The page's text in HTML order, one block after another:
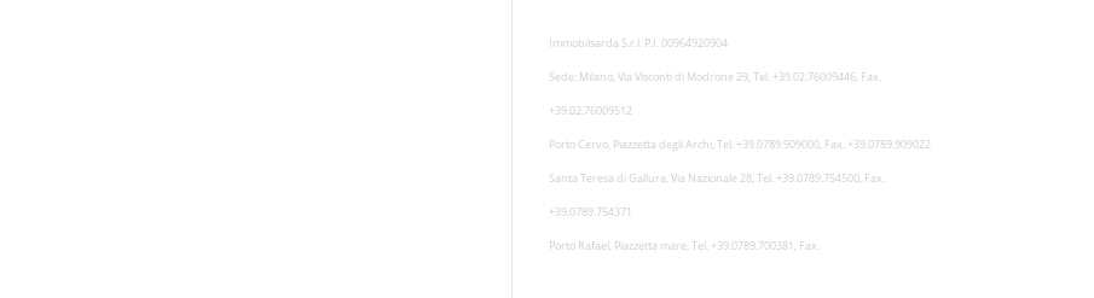
Immobilsarda S.r.l. P.I. 00964920904
Sede: Milano, Via Visconti di Modrone 29, Tel. +39.02.76009446, Fax.
+39.02.76009512
Porto Cervo, Piazzetta degli Archi, Tel. +39.0789.909000, Fax. +39.0789.909022
Santa Teresa di Gallura, Via Nazionale 28, Tel. +39.0789.754500, Fax.
+39.0789.754371
Porto Rafael, Piazzetta mare, Tel. +39.0789.700381, Fax.